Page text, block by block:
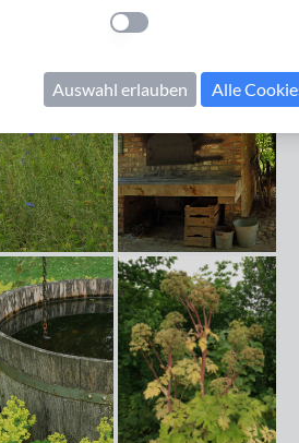
anwenden
Einstellung anwenden
Auswahl erlauben Alle